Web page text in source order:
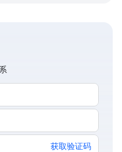
获取验证码